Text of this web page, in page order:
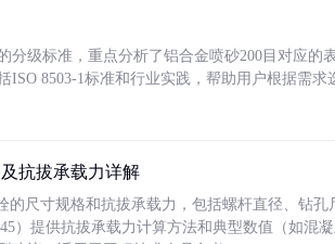
分级标准，重点分析了铝合金喷砂200目对应的
ISO 8503-1标准和行业实践，帮助用户根据需求
抗拔承载力详解
的尺寸规格和抗拔承载力，包括螺杆直径、钻
）提供抗拔承载力计算方法和典型数值（如混